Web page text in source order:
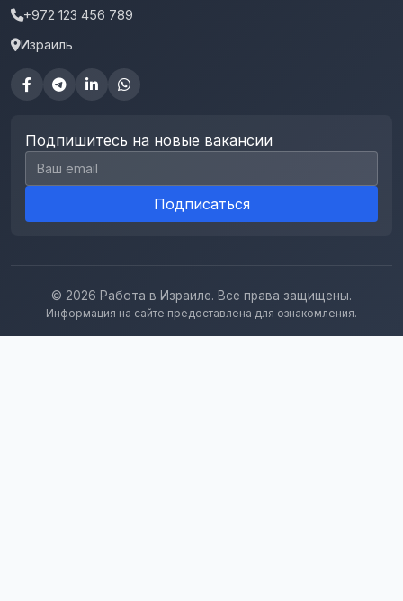
+972 123 456 789
Израиль
Подпишитесь на новые вакансии
Email для подписки
Подписаться
© 2026 Работа в Израиле. Все права защищены.
Информация на сайте предоставлена для ознакомления.